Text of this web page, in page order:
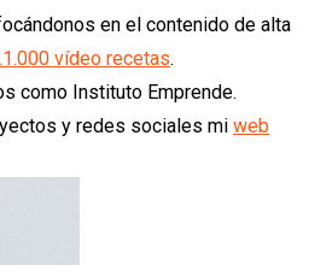
en el contenido de alta
vídeo recetas.
como Instituto Emprende.
y redes sociales mi web